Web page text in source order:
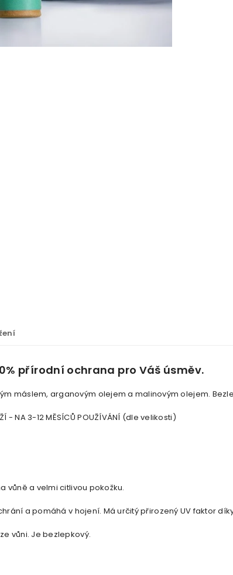
přírodní ochrana pro Váš úsměv.
máslem, arganovým olejem a malinovým olejem.
- NA 3-12 MĚSÍCŮ POUŽÍVÁNÍ (dle velikosti)
vůně a velmi citlivou pokožku.
a pomáhá v hojení. Má určitý přirozený UV faktor
vůni. Je bezlepkový.